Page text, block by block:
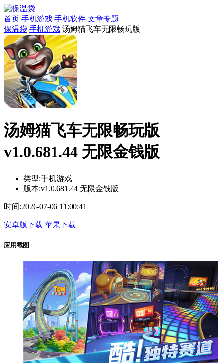
首页 手机游戏 手机软件 文章专题
保温袋 手机游戏 汤姆猫飞车无限畅玩版
汤姆猫飞车无限畅玩版
v1.0.681.44 无限金钱版
类型:手机游戏
版本:v1.0.681.44 无限金钱版
时间:2026-07-06 11:00:41
安卓版下载 苹果下载
应用截图